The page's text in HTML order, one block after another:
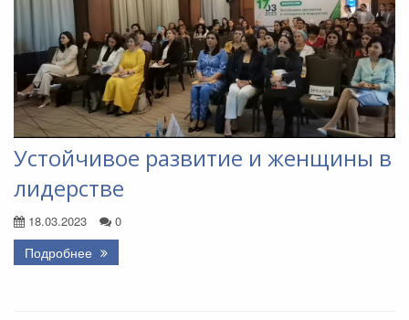
Устойчивое развитие и женщины в
лидерстве
18.03.2023 0
Подробнее